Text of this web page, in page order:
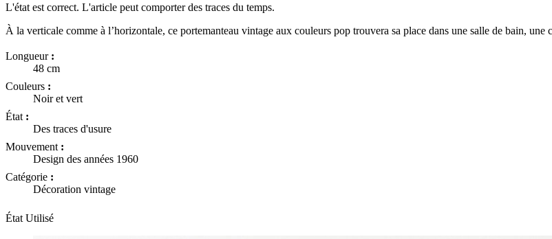
L'état est correct. L'article peut comporter des traces du temps.
À la verticale comme à l’horizontale, ce portemanteau vintage aux couleurs pop trouvera sa place dans une salle de bain, une
Longueur :
48 cm
Couleurs :
Noir et vert
État :
Des traces d'usure
Mouvement :
Design des années 1960
Catégorie :
Décoration vintage
État Utilisé